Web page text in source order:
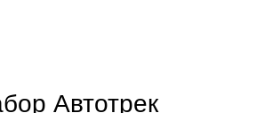
Автотрек